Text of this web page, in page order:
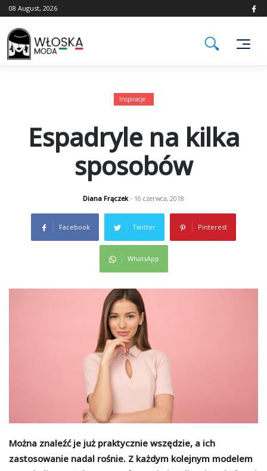
Skip
to
content
08 August, 2026
Inspiracje
Espadryle na kilka
sposobów
Diana Frączek- 16 czerwca, 2018
Facebook Twitter Pinterest
WhatsApp
Można znaleźć je już praktycznie wszędzie, a ich
zastosowanie nadal rośnie. Z każdym kolejnym modelem